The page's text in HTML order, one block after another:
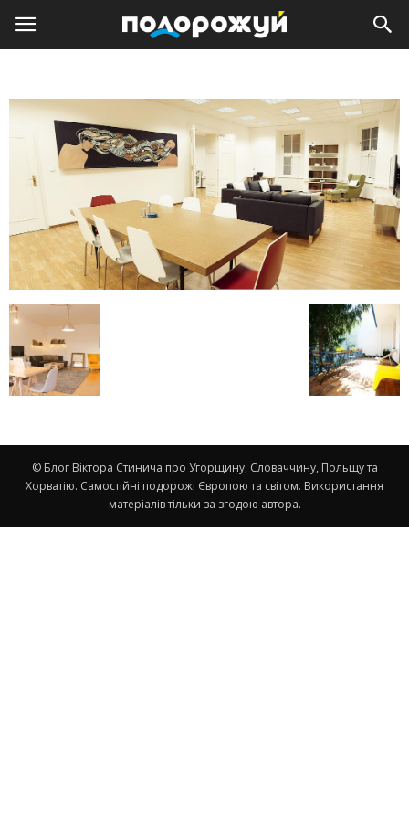
© Блог Віктора Стинича про Угорщину, Словаччину, Польщу та
Хорватію. Самостійні подорожі Європою та світом. Використання
матеріалів тільки за згодою автора.